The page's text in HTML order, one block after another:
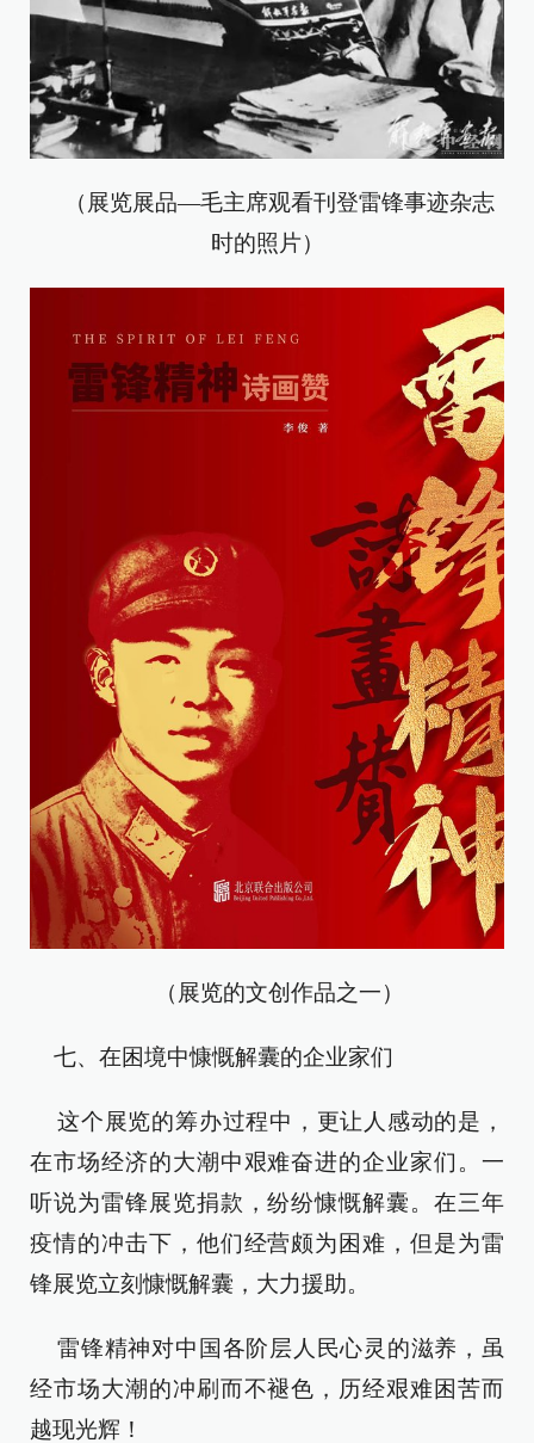
（展览展品—毛主席观看刊登雷锋事迹杂志
时的照片）
（展览的文创作品之一）
七、在困境中慷慨解囊的企业家们
这个展览的筹办过程中，更让人感动的是，
在市场经济的大潮中艰难奋进的企业家们。一
听说为雷锋展览捐款，纷纷慷慨解囊。在三年
疫情的冲击下，他们经营颇为困难，但是为雷
锋展览立刻慷慨解囊，大力援助。
雷锋精神对中国各阶层人民心灵的滋养，虽
经市场大潮的冲刷而不褪色，历经艰难困苦而
越现光辉！